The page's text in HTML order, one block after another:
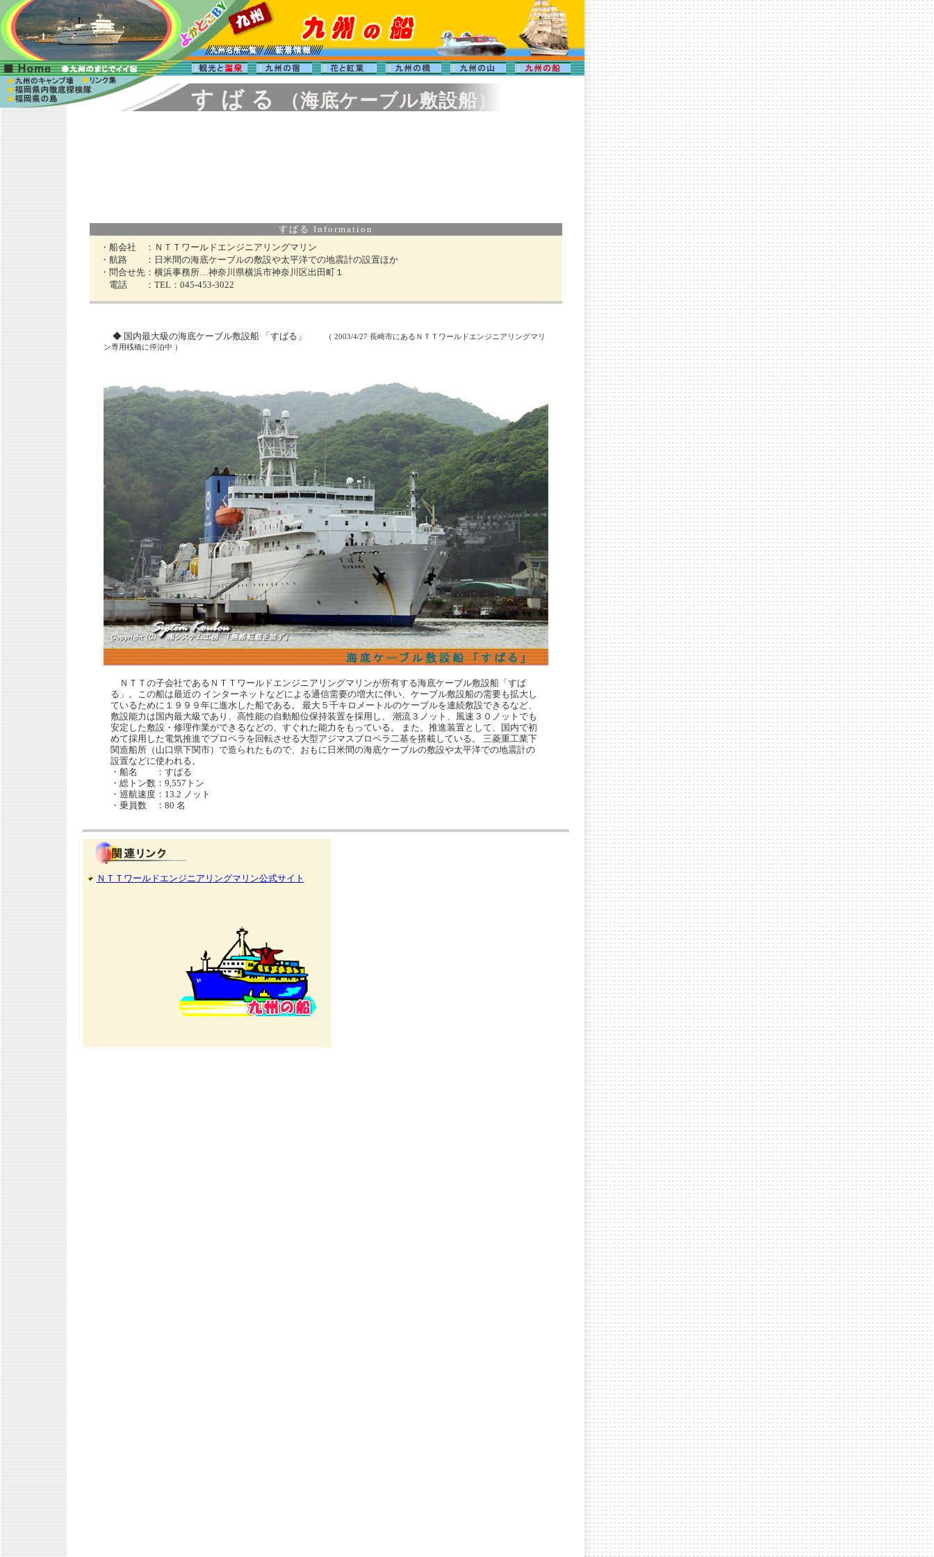
す ば る （海底ケーブル敷設船）
すばる Information
・船会社 ： ＮＴＴワールドエンジニアリングマリン
・航路 ： 日米間の海底ケーブルの敷設や太平洋での地震計の設置ほか
・問合せ先： 横浜事務所…神奈川県横浜市神奈川区出田町１
電話 ： TEL：045-453-3022
◆ 国内最大級の海底ケーブル敷設船 「すばる」
（ 2003/4/27 長崎市にあるＮＴＴワールドエンジニアリングマリ
ン専用桟橋に停泊中 ）
ＮＴＴの子会社であるＮＴＴワールドエンジニアリングマリンが所有する海底ケーブル敷設船「すば
る」。この船は最近の インターネットなどによる通信需要の増大に伴い、ケーブル敷設船の需要も拡大し
ているために１９９９年に進水した船である。 最大５千キロメートルのケーブルを連続敷設できるなど、
敷設能力は国内最大級であり、高性能の自動船位保持装置を採用し、 潮流３ノット、風速３０ノットでも
安定した敷設・修理作業ができるなどの、すぐれた能力をもっている。 また、推進装置として、国内で初
めて採用した電気推進でプロペラを回転させる大型アジマスプロペラ二基を搭載している。 三菱重工業下
関造船所（山口県下関市）で造られたもので、おもに日米間の海底ケーブルの敷設や太平洋での地震計の
設置などに使われる。
・船名 ：すばる
・総トン数：9,557トン
・巡航速度：13.2 ノット
・乗員数 ：80 名
ＮＴＴワールドエンジニアリングマリン公式サイト